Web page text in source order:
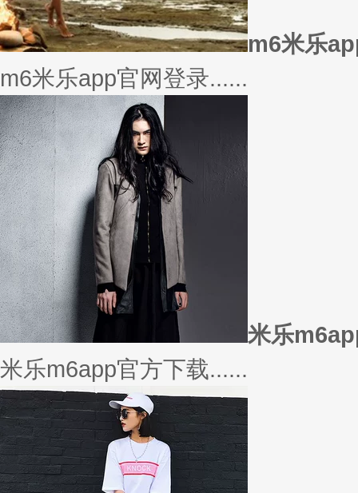
m6米乐
m6米乐app官网登录......
米乐
米乐m6app官方下载......